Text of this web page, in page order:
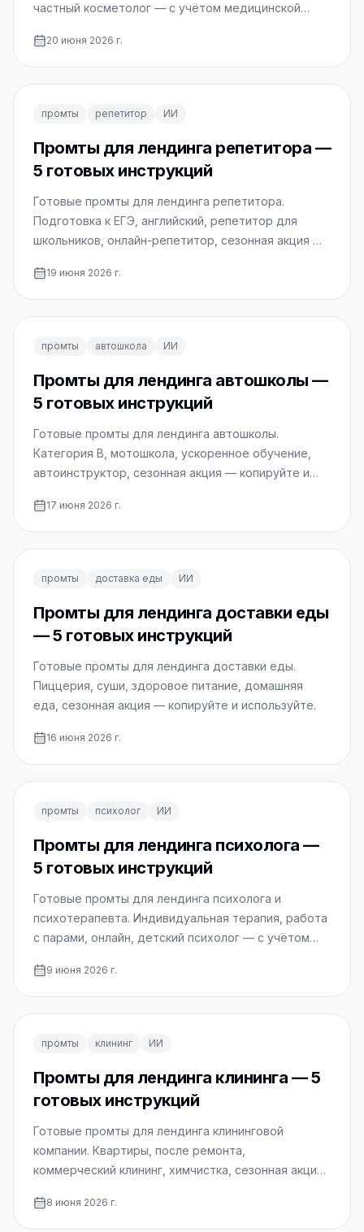
частный косметолог — с учётом медицинской
20 июня 2026 г.
промты репетитор ИИ
Промты для лендинга репетитора —
5 готовых инструкций
Готовые промты для лендинга репетитора.
Подготовка к ЕГЭ, английский, репетитор для
школьников, онлайн-репетитор, сезонная акция —
19 июня 2026 г.
промты автошкола ИИ
Промты для лендинга автошколы —
5 готовых инструкций
Готовые промты для лендинга автошколы.
Категория B, мотошкола, ускоренное обучение,
автоинструктор, сезонная акция — копируйте и
17 июня 2026 г.
промты доставка еды ИИ
Промты для лендинга доставки еды
— 5 готовых инструкций
Готовые промты для лендинга доставки еды.
Пиццерия, суши, здоровое питание, домашняя
еда, сезонная акция — копируйте и используйте.
16 июня 2026 г.
промты психолог ИИ
Промты для лендинга психолога —
5 готовых инструкций
Готовые промты для лендинга психолога и
психотерапевта. Индивидуальная терапия, работа
с парами, онлайн, детский психолог — с учётом
9 июня 2026 г.
промты клининг ИИ
Промты для лендинга клининга — 5
готовых инструкций
Готовые промты для лендинга клининговой
компании. Квартиры, после ремонта,
коммерческий клининг, химчистка, сезонная акция
8 июня 2026 г.